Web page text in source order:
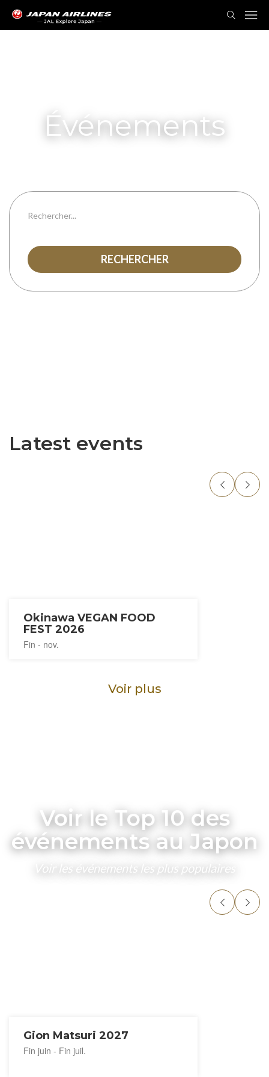
Événements
RECHERCHER
Latest events
Okinawa VEGAN FOOD
FEST 2026
Fin - nov.
Voir plus
Voir le Top 10 des
événements au Japon
Voir les événements les plus populaires
Gion Matsuri 2027
Fin juin - Fin juil.